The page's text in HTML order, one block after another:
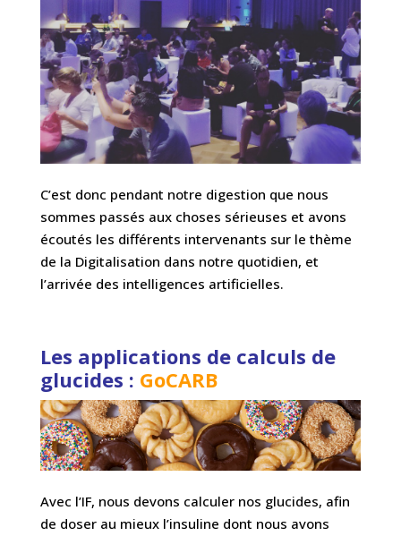
C’est donc pendant notre digestion que nous
sommes passés aux choses sérieuses et avons
écoutés les différents intervenants sur le thème
de la Digitalisation dans notre quotidien, et
l’arrivée des intelligences artificielles.
Les applications de calculs de
glucides : GoCARB
Avec l’IF, nous devons calculer nos glucides, afin
de doser au mieux l’insuline dont nous avons